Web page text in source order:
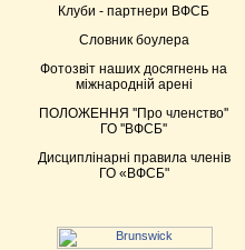
Клуби - партнери ВФСБ
Словник боулера
Фотозвіт наших досягнень на
міжнародній арені
ПОЛОЖЕННЯ ''Про членство''
ГО ''ВФСБ''
Дисциплінарні правила членів
ГО «ВФСБ"